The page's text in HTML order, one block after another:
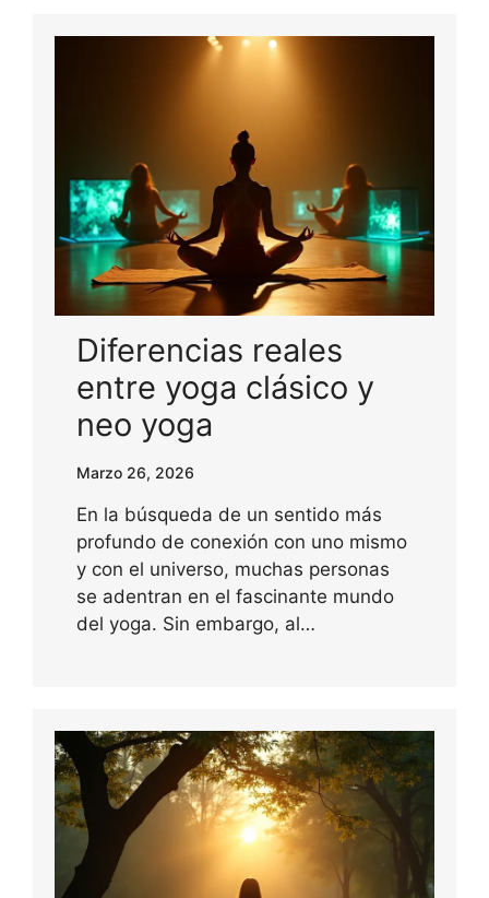
Diferencias reales
entre yoga clásico y
neo yoga
Marzo 26, 2026
En la búsqueda de un sentido más
profundo de conexión con uno mismo
y con el universo, muchas personas
se adentran en el fascinante mundo
del yoga. Sin embargo, al…